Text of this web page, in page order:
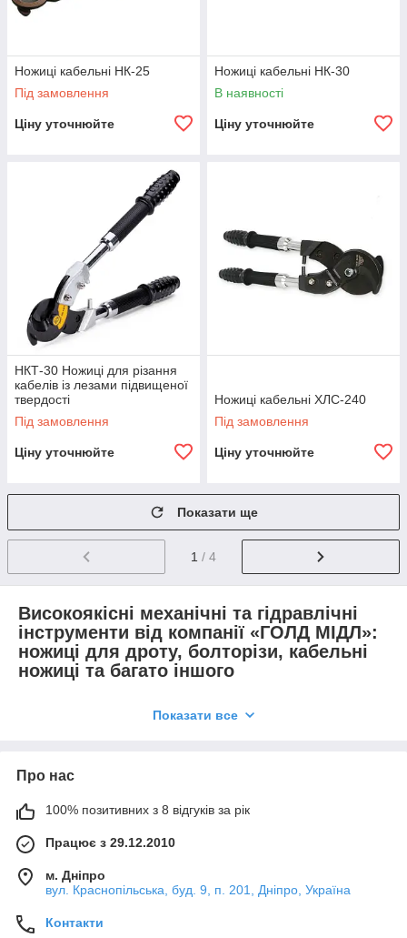
Ножиці кабельні НК-25
Під замовлення
Ціну уточнюйте
Ножиці кабельні НК-30
В наявності
Ціну уточнюйте
НКТ-30 Ножиці для різання
кабелів із лезами підвищеної
твердості
Під замовлення
Ціну уточнюйте
Ножиці кабельні ХЛС-240
Під замовлення
Ціну уточнюйте
Показати ще
1 / 4
Високоякісні механічні та гідравлічні
інструменти від компанії «ГОЛД МІДЛ»:
ножиці для дроту, болторізи, кабельні
ножиці та багато іншого
роботі важливу роль, адже від нього може залежати кінцевий
(ножиці різного призначення, тросоріз, болторіз тощо). Наші
ефективності, безпеки та зручності при різанні різних
матеріалів, включаючи кабелі, дроти, сталеві троси та інші
компоненти. Тому в каталозі ви зможете знайти все
Болторіз, тросорірз, ножиці різного
призначення: інструменти та їхні особливості в
інтернет-магазиині «ГОЛД МІДЛ»
Показати все
Про нас
100% позитивних з 8 відгуків за рік
Працює з 29.12.2010
м. Дніпро
вул. Краснопільська, буд. 9, п. 201, Дніпро, Україна
Контакти